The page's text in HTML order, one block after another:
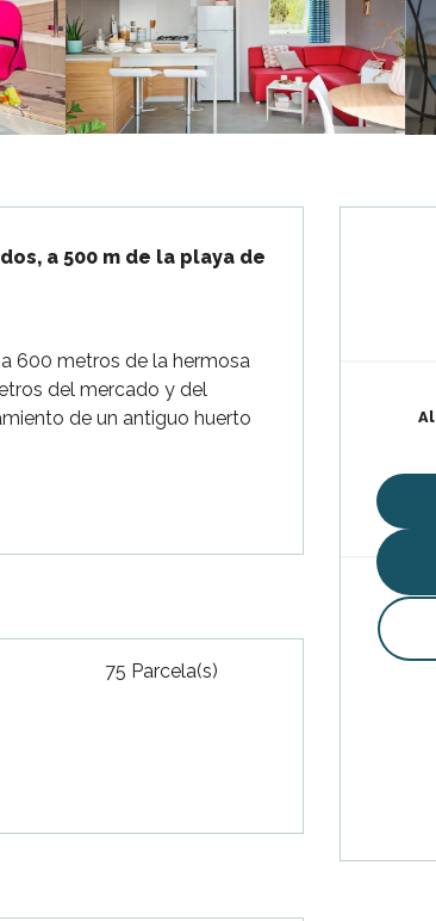
a 500 m de la playa de
600 metros de la hermosa
del mercado y del
de un antiguo huerto
75 Parcela(s)